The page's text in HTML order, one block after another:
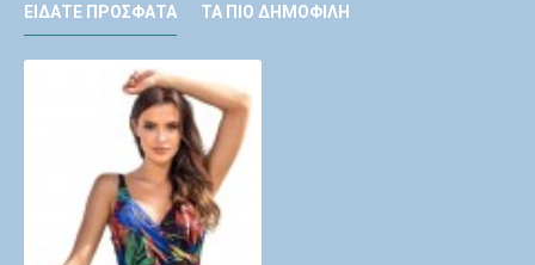
ΕΊΔΑΤΕ ΠΡΌΣΦΑΤΑ ΤΑ ΠΙΟ ΔΗΜΟΦΙΛΉ